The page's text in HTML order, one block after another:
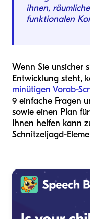
ihnen,
funktionalen
Wenn Sie unsicher
Entwicklung steht,
minütigen Vorab-
9 einfache Fragen
sowie einen Plan
Ihnen helfen kann
Schnitzeljagd-